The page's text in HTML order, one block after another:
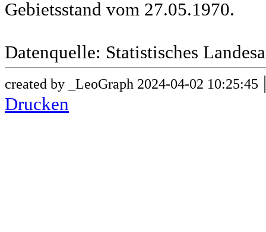
Gebietsstand vom 27.05.1970.
Datenquelle: Statistisches
created by _LeoGraph 2024-04-02 10:25:45
Drucken